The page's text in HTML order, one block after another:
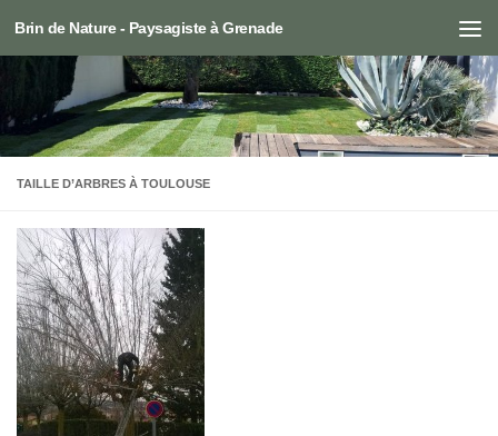
Skip to content
Brin de Nature - Paysagiste à Grenade
TAILLE D’ARBRES À TOULOUSE